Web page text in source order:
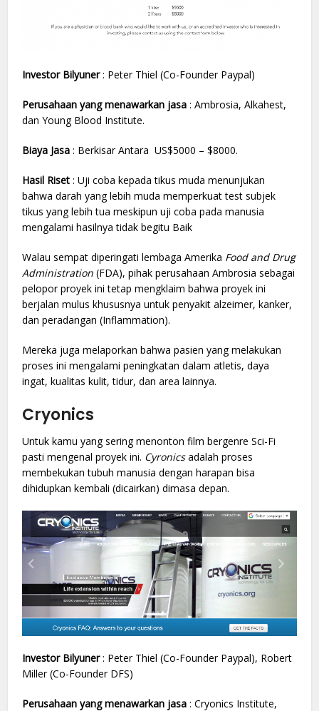
Investor Bilyuner: Peter Thiel (Co-Founder Paypal)
Perusahaan yang menawarkan jasa : Ambrosia, Alkahest,
dan Young Blood Institute.
Biaya Jasa : Berkisar Antara US$5000 – $8000.
Hasil Riset : Uji coba kepada tikus muda menunjukan
bahwa darah yang lebih muda memperkuat test subjek
tikus yang lebih tua meskipun uji coba pada manusia
mengalami hasilnya tidak begitu Baik
Walau sempat diperingati lembaga Amerika Food and Drug
Administration (FDA), pihak perusahaan Ambrosia sebagai
pelopor proyek ini tetap mengklaim bahwa proyek ini
berjalan mulus khususnya untuk penyakit alzeimer, kanker,
dan peradangan (Inflammation).
Mereka juga melaporkan bahwa pasien yang melakukan
proses ini mengalami peningkatan dalam atletis, daya
ingat, kualitas kulit, tidur, dan area lainnya.
Cryonics
Untuk kamu yang sering menonton film bergenre Sci-Fi
pasti mengenal proyek ini. Cyronicsadalah proses
membekukan tubuh manusia dengan harapan bisa
dihidupkan kembali (dicairkan) dimasa depan.
Investor Bilyuner: Peter Thiel (Co-Founder Paypal), Robert
Miller (Co-Founder DFS)
Perusahaan yang menawarkan jasa : Cryonics Institute,